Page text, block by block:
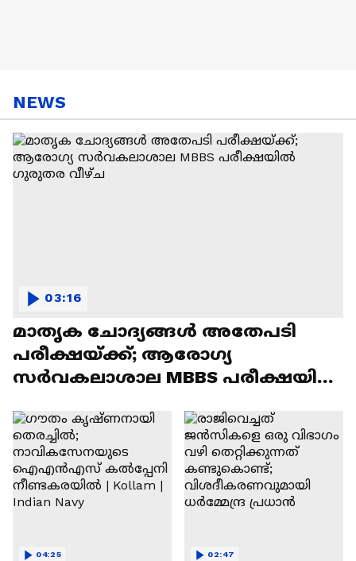
NEWS
മാതൃക ചോദ്യങ്ങൾ അതേപടി
പരീക്ഷയ്ക്ക്; ആരോഗ്യ
സര്‍വകലാശാല MBBS പരീക്ഷയിൽ
03:16
04:25 02:47